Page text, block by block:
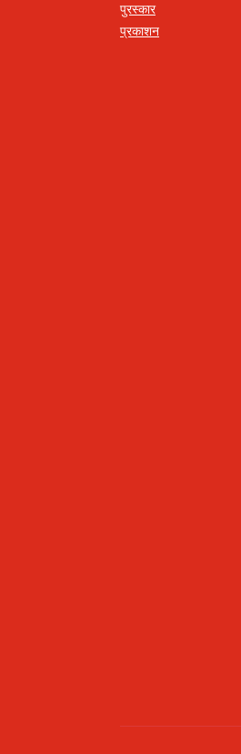
पुरस्कार
प्रकाशन